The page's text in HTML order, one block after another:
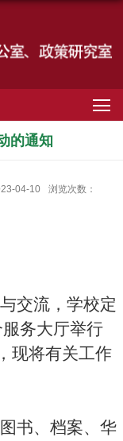
的通知
04-10
浏览次数：
交流，学校定
务大厅举行
现将有关工作
书、档案、华